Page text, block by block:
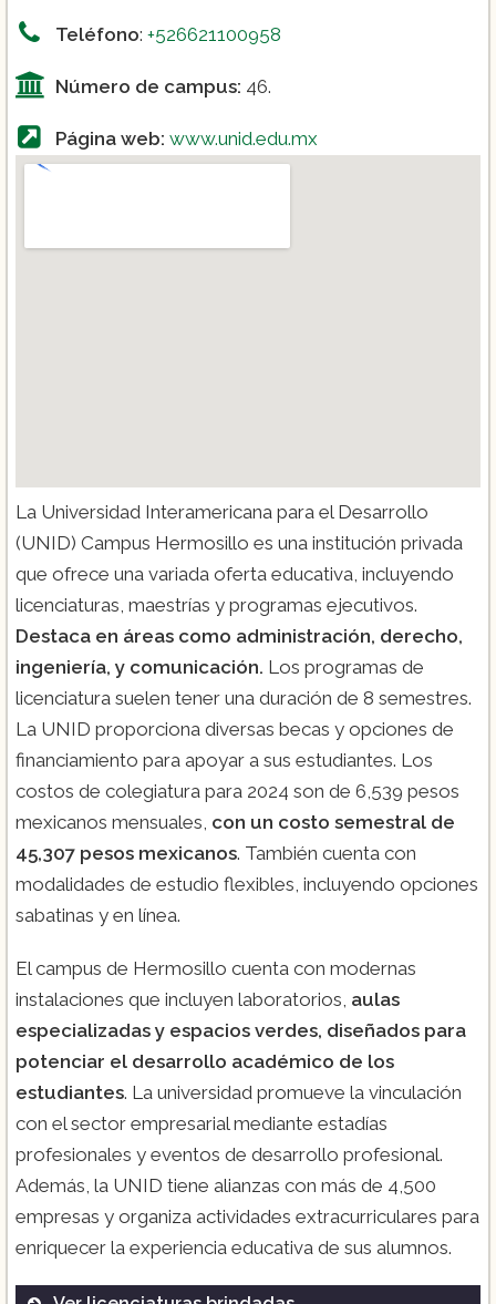
Teléfono: +526621100958
Número de campus: 46.
Página web: www.unid.edu.mx
La Universidad Interamericana para el Desarrollo
(UNID) Campus Hermosillo es una institución privada
que ofrece una variada oferta educativa, incluyendo
licenciaturas, maestrías y programas ejecutivos.
Destaca en áreas como administración, derecho,
ingeniería, y comunicación. Los programas de
licenciatura suelen tener una duración de 8 semestres.
La UNID proporciona diversas becas y opciones de
financiamiento para apoyar a sus estudiantes. Los
costos de colegiatura para 2024 son de 6,539 pesos
mexicanos mensuales, con un costo semestral de
45,307 pesos mexicanos. También cuenta con
modalidades de estudio flexibles, incluyendo opciones
sabatinas y en línea.
El campus de Hermosillo cuenta con modernas
instalaciones que incluyen laboratorios, aulas
especializadas y espacios verdes, diseñados para
potenciar el desarrollo académico de los
estudiantes. La universidad promueve la vinculación
con el sector empresarial mediante estadías
profesionales y eventos de desarrollo profesional.
Además, la UNID tiene alianzas con más de 4,500
empresas y organiza actividades extracurriculares para
enriquecer la experiencia educativa de sus alumnos​.